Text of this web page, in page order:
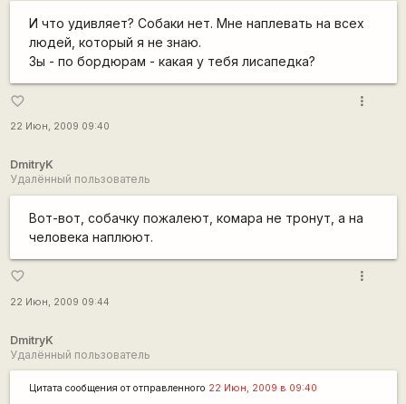
И что удивляет? Собаки нет. Мне наплевать на всех
людей, который я не знаю.
Зы - по бордюрам - какая у тебя лисапедка?
favorite_border
22 Июн, 2009 09:40
more_vert
DmitryK
Удалённый пользователь
Вот-вот, собачку пожалеют, комара не тронут, а на
человека наплюют.
favorite_border
22 Июн, 2009 09:44
more_vert
DmitryK
Удалённый пользователь
Цитата сообщения от отправленного 22 Июн, 2009 в 09:40